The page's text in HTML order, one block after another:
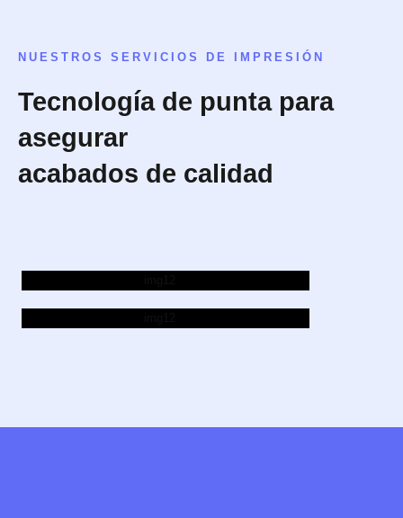
NUESTROS SERVICIOS DE IMPRESIÓN
Tecnología de punta para
asegurar
acabados de calidad